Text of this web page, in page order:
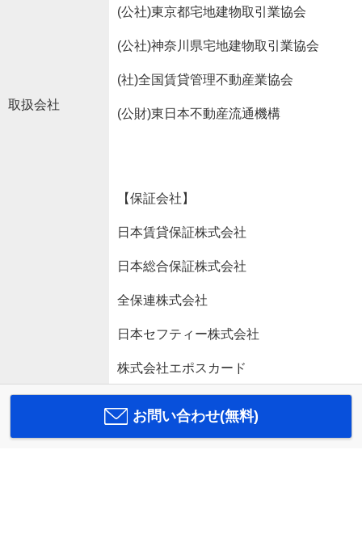
取扱会社
(公社)東京都宅地建物取引業協会
(公社)神奈川県宅地建物取引業協会
(社)全国賃貸管理不動産業協会
(公財)東日本不動産流通機構
【保証会社】
日本賃貸保証株式会社
日本総合保証株式会社
全保連株式会社
日本セフティー株式会社
株式会社エポスカード
お問い合わせ(無料)